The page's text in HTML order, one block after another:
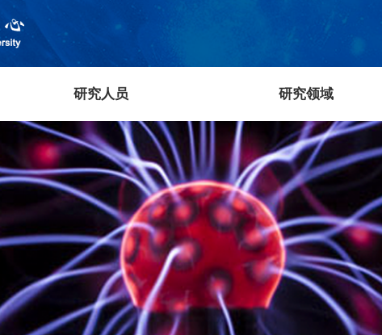
研究人员 研究领域